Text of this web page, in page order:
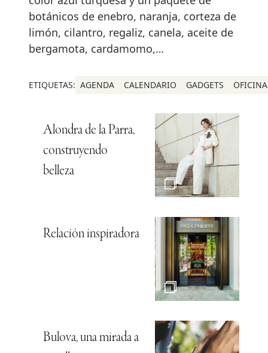
botánicos de enebro, naranja, corteza de
limón, cilantro, regaliz, canela, aceite de
bergamota, cardamomo,…
ETIQUETAS: AGENDA CALENDARIO GADGETS OFICINA
Alondra de la Parra,
construyendo
belleza
Relación inspiradora
Bulova, una mirada a